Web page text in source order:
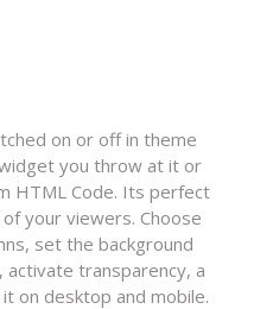
on or off in theme
you throw at it or
HTML Code. Its perfect
your viewers. Choose
set the background
transparency, a
on desktop and mobile.